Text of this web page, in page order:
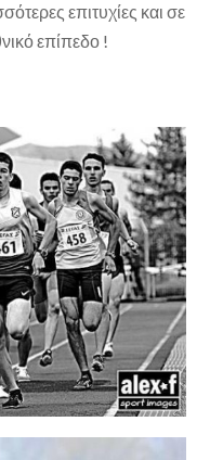
επιτυχίες και σε
επίπεδο !